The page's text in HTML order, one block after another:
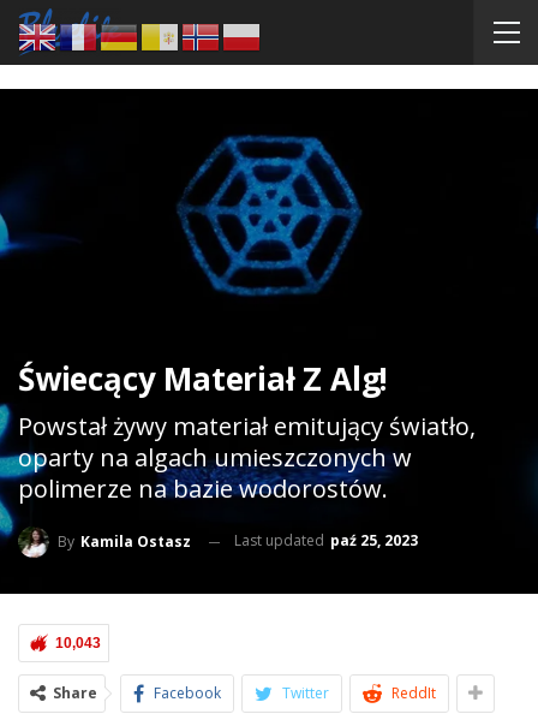
Świecący Materiał Z Alg!
Powstał żywy materiał emitujący światło,
oparty na algach umieszczonych w
polimerze na bazie wodorostów.
By Kamila Ostasz Last updated paź 25, 2023
10,043
Share Facebook Twitter ReddIt